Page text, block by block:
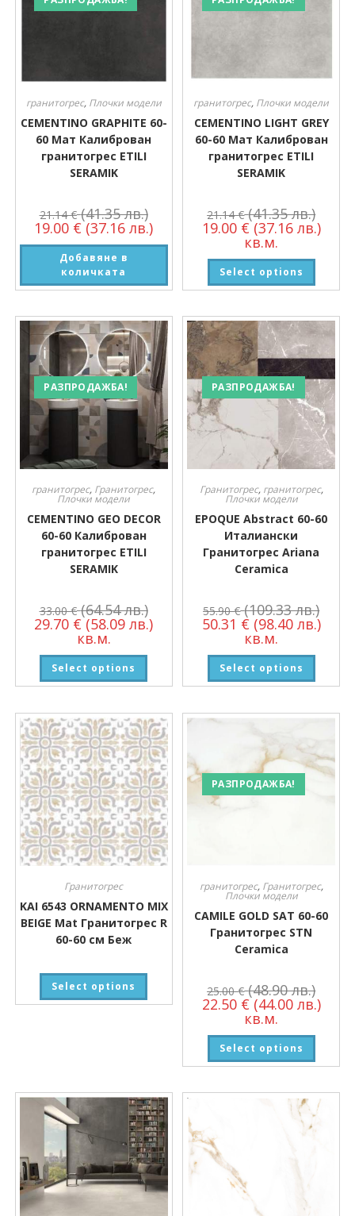
гранитогрес, Плочки модели
CEMENTINO GRAPHITE 60-
60 Мат Калиброван
гранитогрес ETILI
SERAMIK
21.14€ (41.35 лв.)
19.00 € (37.16 лв.)
Добавяне в
количката
гранитогрес, Плочки модели
CEMENTINO LIGHT GREY
60-60 Мат Калиброван
гранитогрес ETILI
SERAMIK
21.14€ (41.35 лв.)
19.00 € (37.16 лв.)
кв.м.
Select options
РАЗПРОДАЖБА!
гранитогрес, Гранитогрес,
Плочки модели
CEMENTINO GEO DECOR
60-60 Калиброван
гранитогрес ETILI
SERAMIK
33.00€ (64.54 лв.)
29.70 € (58.09 лв.)
кв.м.
Select options
РАЗПРОДАЖБА!
Гранитогрес, гранитогрес,
Плочки модели
EPOQUE Abstract 60-60
Италиански
Гранитогрес Ariana
Ceramica
55.90€ (109.33 лв.)
50.31 € (98.40 лв.)
кв.м.
Select options
Гранитогрес
KAI 6543 ORNAMENTO MIX
BEIGE Mat Гранитогрес R
60-60 см Беж
Select options
РАЗПРОДАЖБА!
гранитогрес, Гранитогрес,
Плочки модели
CAMILE GOLD SAT 60-60
Гранитогрес STN
Ceramica
25.00€ (48.90 лв.)
22.50 € (44.00 лв.)
кв.м.
Select options